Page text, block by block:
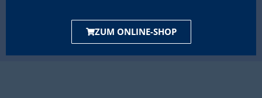
ZUM ONLINE-SHOP